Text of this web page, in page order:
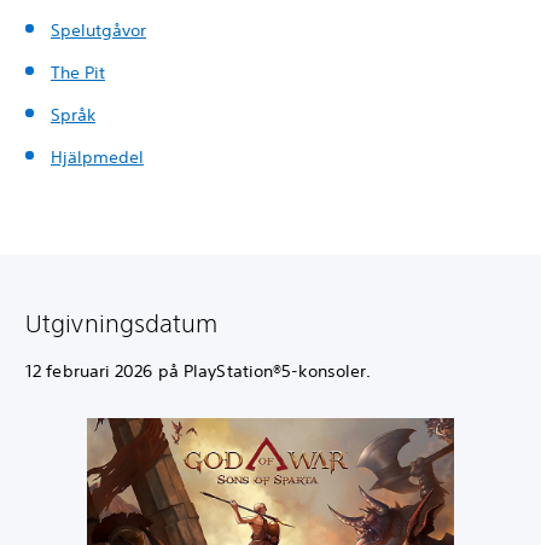
Spelutgåvor
The Pit
Språk
Hjälpmedel
Utgivningsdatum
12 februari 2026 på PlayStation®5-konsoler.